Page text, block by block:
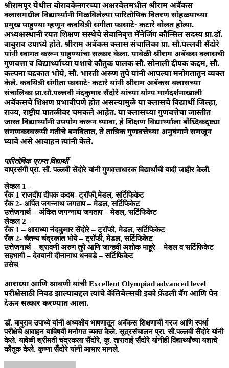
श्रीरामपूर येथील बोरावकेनगरच्या अक्षरवेलमधील श्रीराम अबॅकस
क्लासमधील विद्यार्थ्यांनी मिळविलेल्या पारितोषिक वितरण सोहळ्याच्या
प्रमुख पाहुण्या म्हणून कवयित्री संगीता फासाटे- कटारे बोलत होत्या.
अध्यक्षस्थानी रयत शिक्षण संस्थेचे सेवानिवृत्त मॅनेजिंग कौन्सिल सदस्य प्रा.डॉ.
बाबुराव उपाध्ये होते. श्रीराम अबॅकस क्लास संचालिका प्रा. सौ.पल्लवी सैंदोरे
यांनी स्वागत करून पाहुण्यांचा सत्कार केला. यावेळी श्रीराम अबॅकस क्लासची
गुणवत्ता व विद्यार्थ्यांच्या यशाचे कौतुक पालक सौ. सोनाली दीपक कदम, सौ.
कल्पना चंद्रकांत भोये, सौ. भारती अरुण तुपे यांनी आपल्या मनोगतातून व्यक्त
केले. कवयित्री संगीता फासाटे- कटारे यांनी श्रीराम अबॅकस क्लासच्या
संचालिका प्रा.सौ.पल्लवी नंदकुमार सैंदोरे यांच्या योग्य मार्गदर्शनाखाली
अबॅकसचे शिक्षण प्रभावीपणे होत असल्यामुळे या क्लासचे विद्यार्थी जिल्हा,
राज्य, राष्ट्रीय पातळीवर चमकले आहेत. या क्लासच्या गुणवत्तेचा जास्तीत
जास्त विद्यार्थ्यांनी उपयोग करून घ्यावा, हे शिक्षण विद्यार्थ्याला बौध्दिकदृष्ट्या
संगणकस्वरूपी गतीचे बनवितात, ते तांत्रिक गुणवत्तेच्या अनुषंगाने समजून
घ्यावे असे आवाहन त्यांनी केले.
पारितोषिक प्राप्त विद्यार्थी
याप्रसंगी प्रा. सौं. पल्लवी सेंदोरे यांनी गुणवत्ताधारक विद्यार्थांची यादी जाहीर केली.
लेव्हल 1 –
रँक 1 राजदीप दीपक कदम- ट्रॉफी,मेडल, सर्टिफिकेट
रँक 2- अर्पित जगन्नाथ जगताप – मेडल, सर्टिफिकेट
उत्तेजनार्थ – अंकित जगन्नाथ जगताप – मेडल, सर्टिफिकेट
लेव्हल 2 –
रँक 1 – आराध्या नंदकुमार सेंदोरे – ट्रॉफी, मेडल, सर्टिफिकेट
रँक 2- चैतन्य चंद्रकांत भोये – ट्रॉफी, मेडल, सर्टिफिकेट
उत्तेजनार्थ – श्रावणी अरुण तुपे आणि जान्हवी अशोक माहूरे – मेडल व सर्टिफिकेट
सहभागी – देवयानी दीनानाथ धनवडे – सर्टिफिकेट
तसेच
आराध्या आणि श्रावणी यांची Excellent Olympiad advanced level
परीक्षेसाठी निवड झाल्याबद्दल त्यांचे कॅलिबेल्सची इको फ्रेंडली बॅग आणि पेन
देऊन सत्कार करण्यात आला.
डॉ. बाबुराव उपाध्ये यांनी अध्यक्षीय भाषणातून अबॅकस शिक्षणाची गरज आणि स्पर्धा
परीक्षेचे आवाहन याविषयी मनोगत व्यक्त केले. सूत्रसंचालन प्रा. सौ.पल्लवी सैंदोरे यांनी
केले. यावेळी श्रीमती चंद्रकला सैंदोरे, कु. ताराताई सैंदोरे यांनीही विद्यार्थ्यांच्या यशाचे
कौतुक केले. कृष्णा सैंदोरे यांनी आभार मानले.